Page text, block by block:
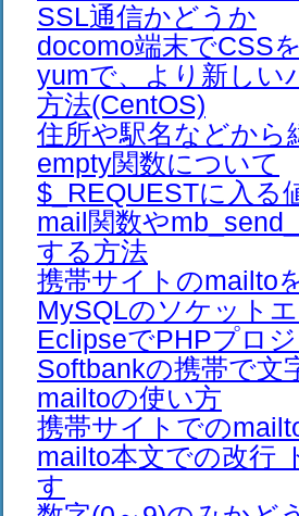
SSL通信かどうか
docomo端末でCSS
yumで、より新しい
方法(CentOS)
住所や駅名などから
empty関数について
$_REQUESTに入る
mail関数や
する方法
携帯サイトのmailto
MySQLのソケット
EclipseでPHPプロ
Softbankの携帯で文
mailtoの使い方
携帯サイトでの
mailto本文での改行
す